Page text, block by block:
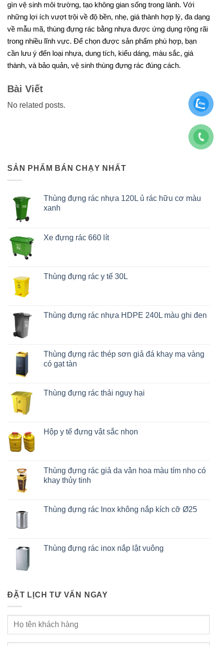
SẢN PHẨM BÁN CHẠY NHẤT
Thùng đựng rác nhựa 120L ủ rác hữu cơ màu
xanh
Xe đựng rác 660 lít
Thùng đựng rác y tế 30L
Thùng đựng rác nhựa HDPE 240L màu ghi đen
Thùng đựng rác thép sơn giả đá khay mạ vàng
có gạt tàn
Thùng đựng rác thải nguy hại
Hộp y tế đựng vật sắc nhọn
Thùng đựng rác giả da vân hoa màu tím nho có
khay thủy tinh
Thùng đựng rác Inox không nắp kích cỡ Ø25
Thùng đựng rác inox nắp lật vuông
ĐẶT LỊCH TƯ VẤN NGAY
gìn vệ sinh môi trường, tạo không gian sống trong lành. Với
những lợi ích vượt trội về độ bền, nhẹ, giá thành hợp lý, đa dạng
về mẫu mã, thùng đựng rác bằng nhựa được ứng dụng rộng rãi
trong nhiều lĩnh vực. Để chọn được sản phẩm phù hợp, bạn
cần lưu ý đến loại nhựa, dung tích, kiểu dáng, màu sắc, giá
thành, và bảo quản, vệ sinh thùng đựng rác đúng cách.
Bài Viết
No related posts.